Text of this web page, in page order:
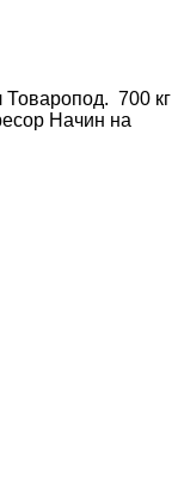
Товаропод. 700 кг
Начин на